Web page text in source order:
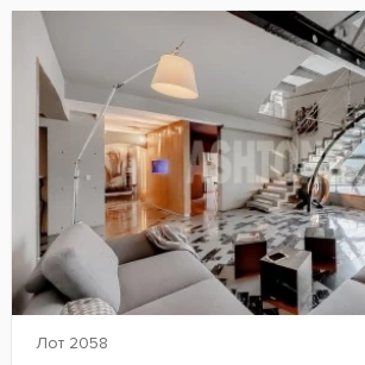
Лот 2058